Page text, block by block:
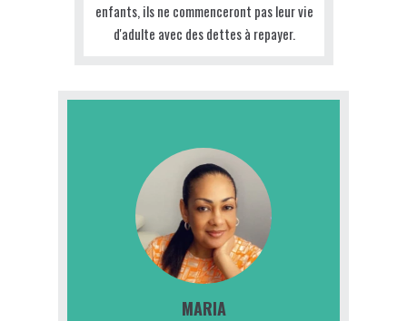
MARIA
enfants, ils ne commenceront pas leur vie
d'adulte avec des dettes à repayer.